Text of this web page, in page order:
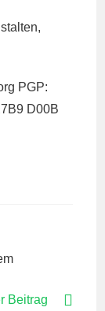
PGP:
D00B
Beitrag